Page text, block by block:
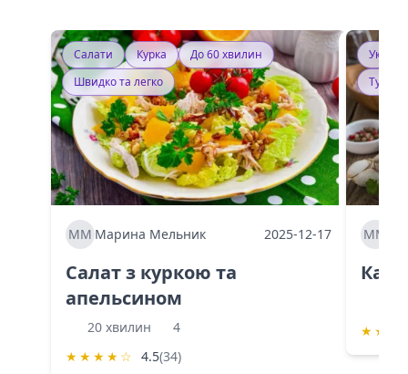
Салати Курка
До 60 хвилин
Швидко та легко
ММ Марина Мельник 2025-12-17
Салат з куркою та
апельсином
20 хвилин
4
★ ★ ★ ★ ☆ 4.5(34)
ММ
★ ★